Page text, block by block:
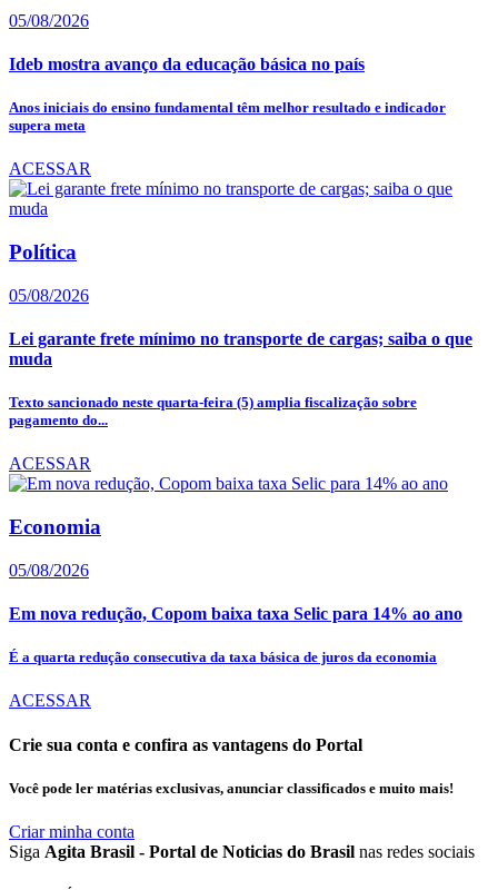
05/08/2026
Ideb mostra avanço da educação básica no país
Anos iniciais do ensino fundamental têm melhor resultado e indicador
supera meta
ACESSAR
Política
05/08/2026
Lei garante frete mínimo no transporte de cargas; saiba o que
muda
Texto sancionado neste quarta-feira (5) amplia fiscalização sobre
pagamento do...
ACESSAR
Economia
05/08/2026
Em nova redução, Copom baixa taxa Selic para 14% ao ano
É a quarta redução consecutiva da taxa básica de juros da economia
ACESSAR
Crie sua conta e confira as vantagens do Portal
Você pode ler matérias exclusivas, anunciar classificados e muito mais!
Criar minha conta
Siga Agita Brasil - Portal de Noticias do Brasil nas redes sociais